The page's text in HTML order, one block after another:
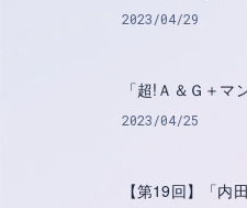
2023/04/29
「超!Ａ＆Ｇ＋
2023/04/25
【第19回】「内